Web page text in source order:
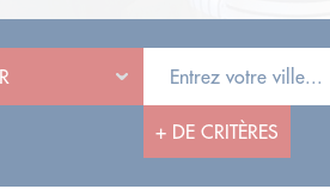
+ DE CRITÈRES